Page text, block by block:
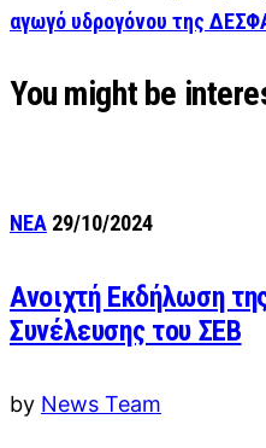
αγωγό υδρογόνου της
You might be
ΝΕΑ 29/10/2024
Ανοιχτή Εκδήλωση
Συνέλευσης του ΣΕΒ
by News Team